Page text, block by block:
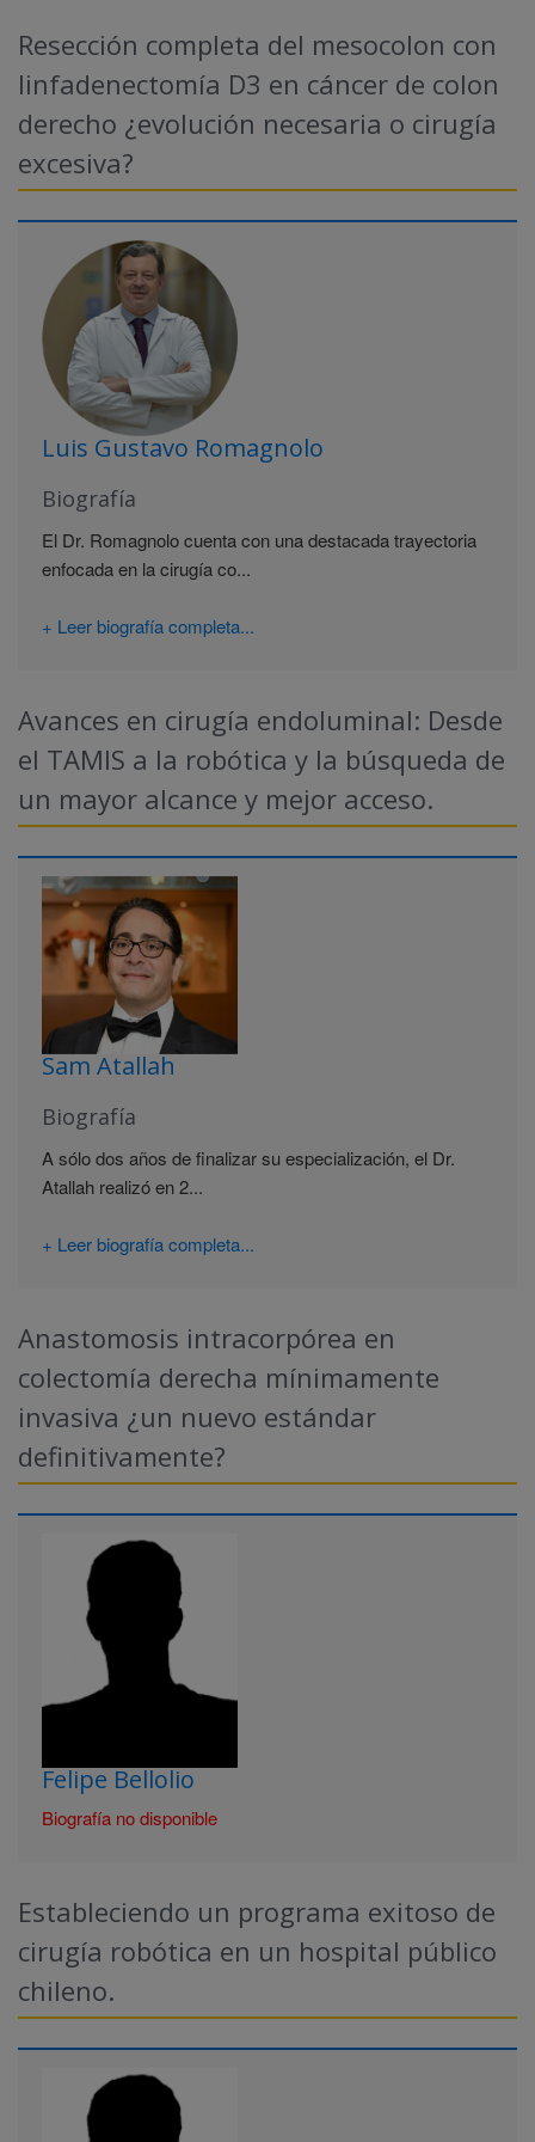
Resección completa del mesocolon con
linfadenectomía D3 en cáncer de colon
derecho ¿evolución necesaria o cirugía
excesiva?
Luis Gustavo Romagnolo
Biografía
El Dr. Romagnolo cuenta con una destacada trayectoria
enfocada en la cirugía co...
+ Leer biografía completa...
Avances en cirugía endoluminal: Desde
el TAMIS a la robótica y la búsqueda de
un mayor alcance y mejor acceso.
Sam Atallah
Biografía
A sólo dos años de finalizar su especialización, el Dr.
Atallah realizó en 2...
+ Leer biografía completa...
Anastomosis intracorpórea en
colectomía derecha mínimamente
invasiva ¿un nuevo estándar
definitivamente?
Felipe Bellolio
Biografía no disponible
Estableciendo un programa exitoso de
cirugía robótica en un hospital público
chileno.